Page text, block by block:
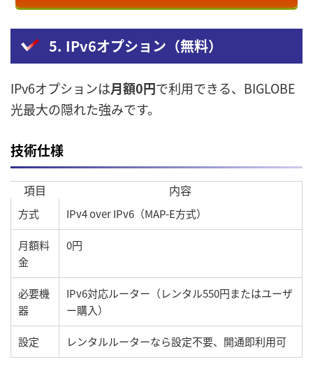
5. IPv6オプション（無料）
IPv6オプションは月額0円で利用できる、BIGLOBE
光最大の隠れた強みです。
技術仕様
項目 内容
方式 IPv4 over IPv6（MAP-E方式）
月額料
金
0円
必要機
器
IPv6対応ルーター（レンタル550円またはユーザ
ー購入）
設定 レンタルルーターなら設定不要、開通即利用可